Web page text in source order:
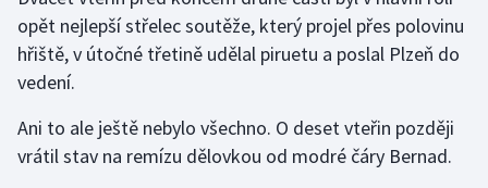
Stolní tenis
Triatlon
Veslování
opět nejlepší střelec soutěže, který projel přes polovinu
hřiště, v útočné třetině udělal piruetu a poslal Plzeň do
vedení.
Ani to ale ještě nebylo všechno. O deset vteřin později
vrátil stav na remízu dělovkou od modré čáry Bernad.